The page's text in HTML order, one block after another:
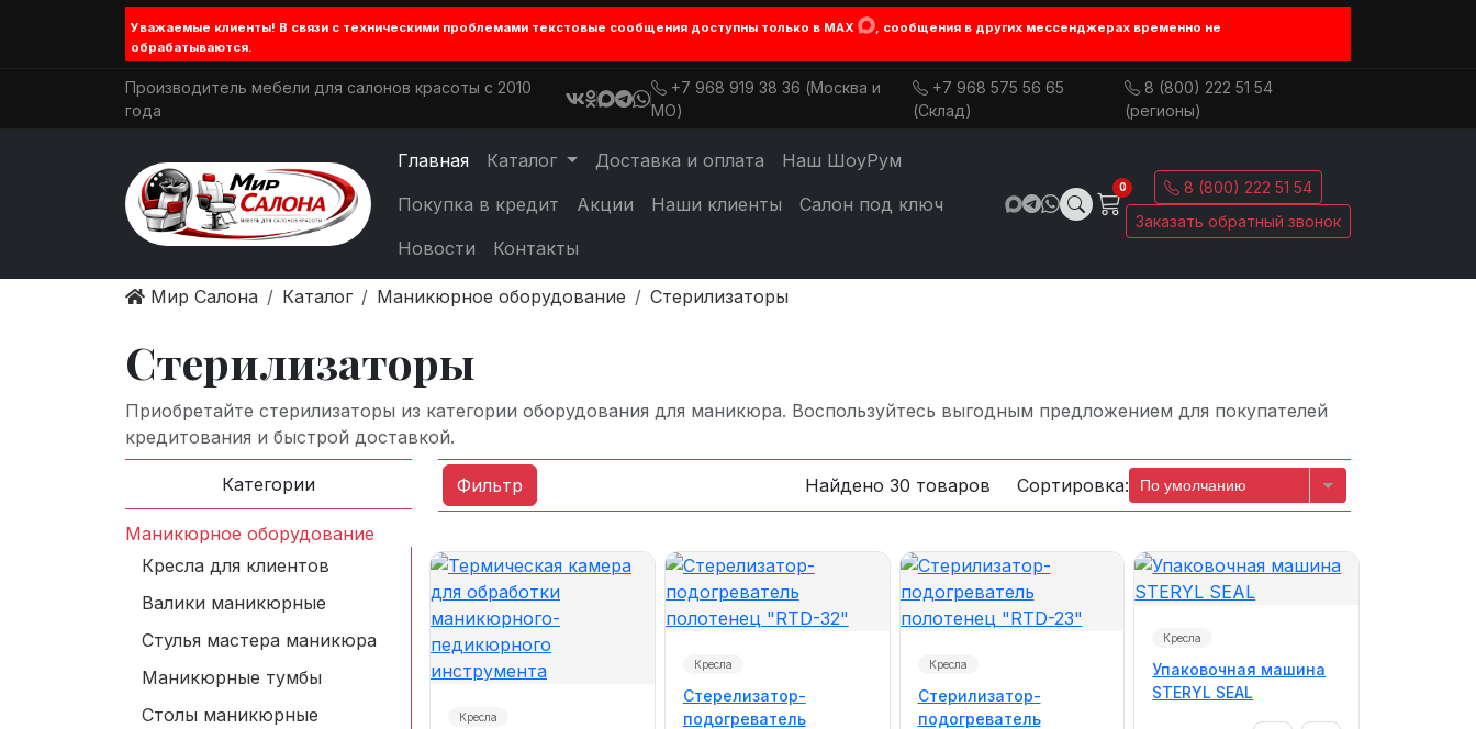
Уважаемые клиенты! В связи с техническими проблемами текстовые сообщения доступны только в MAX
, сообщения в других мессенджерах временно не
обрабатываются.
Производитель мебели для салонов красоты с 2010
года
+7 968 919 38 36 (Москва и
МО)
+7 968 575 56 65
(Склад)
8 (800) 222 51 54
(регионы)
Главная Каталог Доставка и оплата
Наш ШоуРум
Покупка в кредит
Акции Наши клиенты
Салон под ключ
Новости
Контакты
0
8 (800) 222 51 54
Заказать обратный звонок
Мир Салона Каталог Маникюрное оборудование Стерилизаторы
Стерилизаторы
Приобретайте стерилизаторы из категории оборудования для маникюра. Воспользуйтесь выгодным предложением для покупателей
кредитования и быстрой доставкой.
Категории
Маникюрное оборудование
Кресла для клиентов
Валики маникюрные
Стулья мастера маникюра
Маникюрные тумбы
Столы маникюрные
Фильтр Найдено 30 товаров Сортировка: По умолчанию
Кресла
Кресла
Стерелизатор-
подогреватель
Кресла
Стерилизатор-
подогреватель
Кресла
Упаковочная машина
STERYL SEAL